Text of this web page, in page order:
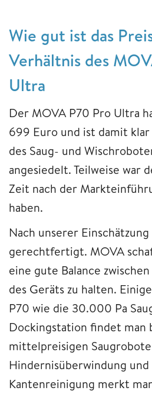
Wie gut ist das
Verhältnis des
Ultra
Der MOVA P70 Pro Ultra
699 Euro und ist damit
des Saug- und
angesiedelt. Teilweise war
Zeit nach der
haben.
Nach unserer
gerechtfertigt. MOVA
eine gute Balance
des Geräts zu halten.
P70 wie die 30.000 Pa
Dockingstation findet man
mittelpreisigen
Hindernisüberwindung
Kantenreinigung merkt